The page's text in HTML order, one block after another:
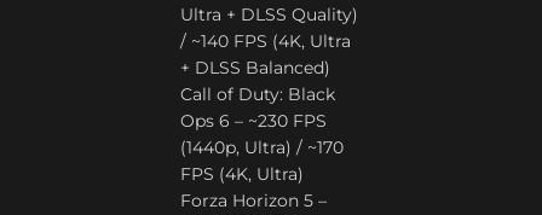
Ultra + DLSS Quality)
/ ~140 FPS (4K, Ultra
+ DLSS Balanced)
Call of Duty: Black
Ops 6 – ~230 FPS
(1440p, Ultra) / ~170
FPS (4K, Ultra)
Forza Horizon 5 –